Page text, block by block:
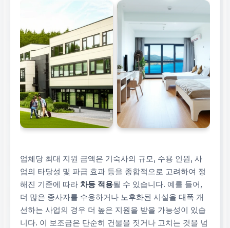
업체당 최대 지원 금액은 기숙사의 규모, 수용 인원, 사
업의 타당성 및 파급 효과 등을 종합적으로 고려하여 정
해진 기준에 따라 차등 적용될 수 있습니다. 예를 들어,
더 많은 종사자를 수용하거나 노후화된 시설을 대폭 개
선하는 사업의 경우 더 높은 지원을 받을 가능성이 있습
니다. 이 보조금은 단순히 건물을 짓거나 고치는 것을 넘